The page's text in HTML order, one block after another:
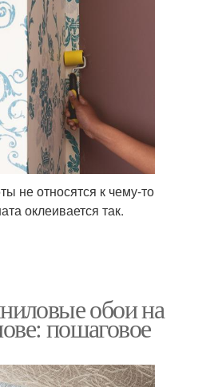
не относятся к чему-то
оклеивается так.
обои на
пошаговое